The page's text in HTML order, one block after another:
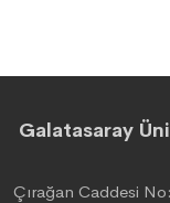
Galatasaray
Çırağan Caddesi